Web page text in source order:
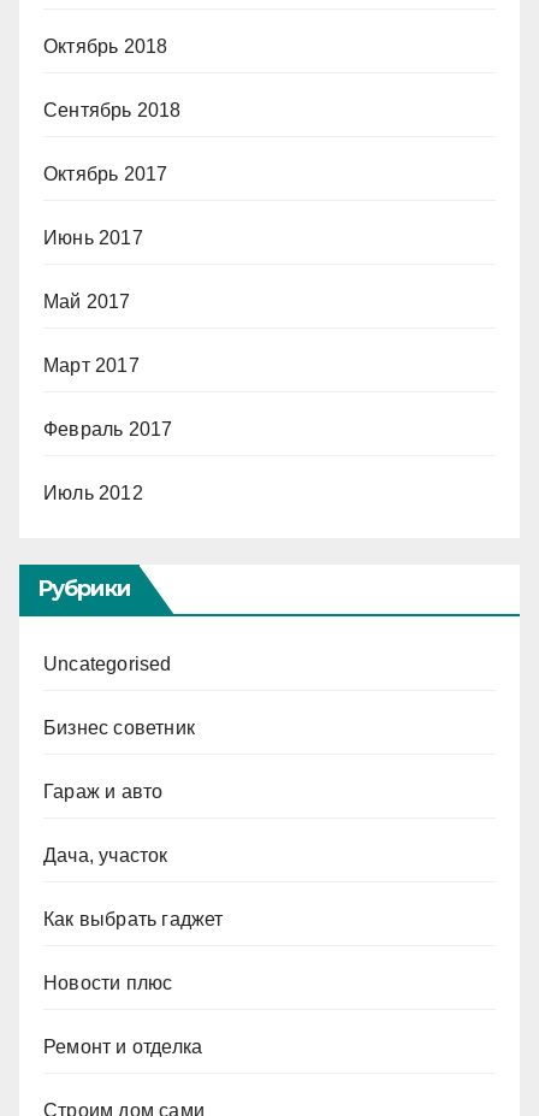
Октябрь 2018
Сентябрь 2018
Октябрь 2017
Июнь 2017
Май 2017
Март 2017
Февраль 2017
Июль 2012
Рубрики
Uncategorised
Бизнес советник
Гараж и авто
Дача, участок
Как выбрать гаджет
Новости плюс
Ремонт и отделка
Строим дом сами